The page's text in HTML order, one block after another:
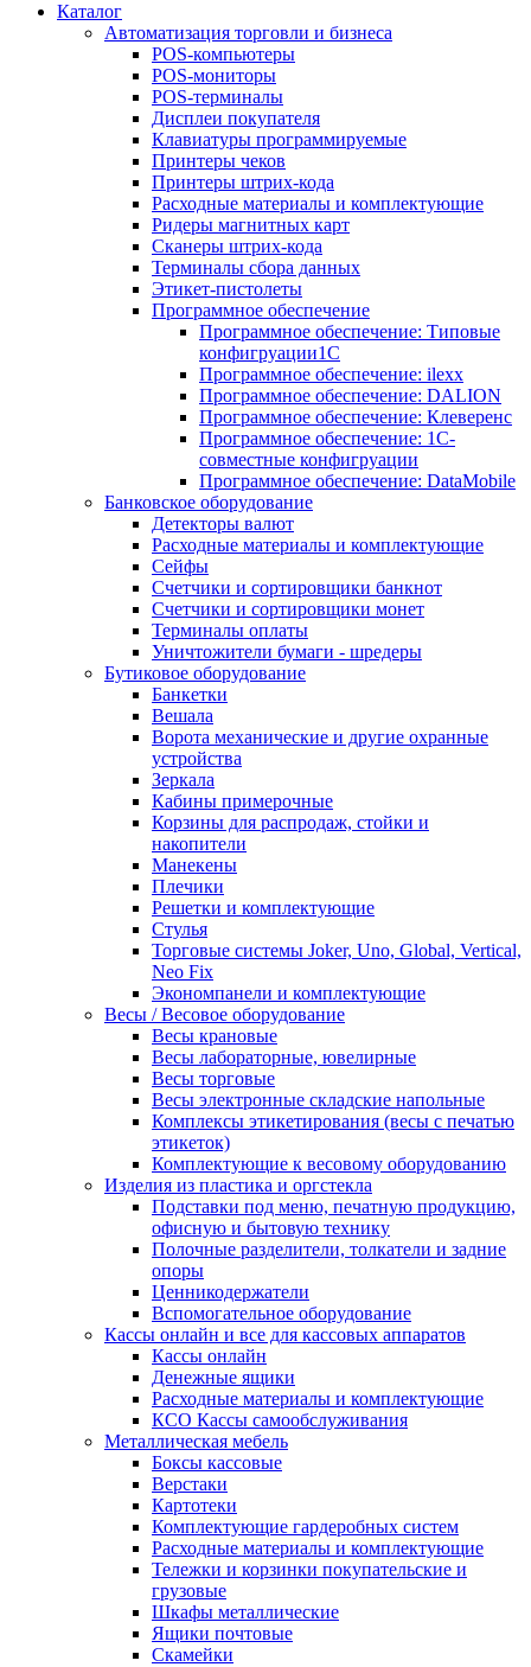
Каталог
Автоматизация торговли и бизнеса
POS-компьютеры
POS-мониторы
POS-терминалы
Дисплеи покупателя
Клавиатуры программируемые
Принтеры чеков
Принтеры штрих-кода
Расходные материалы и комплектующие
Ридеры магнитных карт
Сканеры штрих-кода
Терминалы сбора данных
Этикет-пистолеты
Программное обеспечение
Программное обеспечение: Типовые
конфигруации1С
Программное обеспечение: ilexx
Программное обеспечение: DALION
Программное обеспечение: Клеверенс
Программное обеспечение: 1С-
совместные конфигруации
Программное обеспечение: DataMobile
Банковское оборудование
Детекторы валют
Расходные материалы и комплектующие
Сейфы
Счетчики и сортировщики банкнот
Счетчики и сортировщики монет
Терминалы оплаты
Уничтожители бумаги - шредеры
Бутиковое оборудование
Банкетки
Вешала
Ворота механические и другие охранные
устройства
Зеркала
Кабины примерочные
Корзины для распродаж, стойки и
накопители
Манекены
Плечики
Решетки и комплектующие
Стулья
Торговые системы Joker, Uno, Global, Vertical,
Neo Fix
Экономпанели и комплектующие
Весы / Весовое оборудование
Весы крановые
Весы лабораторные, ювелирные
Весы торговые
Весы электронные складские напольные
Комплексы этикетирования (весы с печатью
этикеток)
Комплектующие к весовому оборудованию
Изделия из пластика и оргстекла
Подставки под меню, печатную продукцию,
офисную и бытовую технику
Полочные разделители, толкатели и задние
опоры
Ценникодержатели
Вспомогательное оборудование
Кассы онлайн и все для кассовых аппаратов
Кассы онлайн
Денежные ящики
Расходные материалы и комплектующие
КСО Кассы самообслуживания
Металлическая мебель
Боксы кассовые
Верстаки
Картотеки
Комплектующие гардеробных систем
Расходные материалы и комплектующие
Тележки и корзинки покупательские и
грузовые
Шкафы металлические
Ящики почтовые
Скамейки